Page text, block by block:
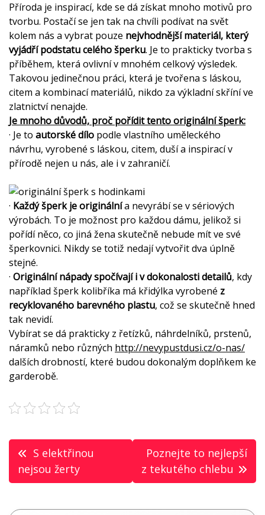
Příroda je inspirací, kde se dá získat mnoho motivů pro
tvorbu. Postačí se jen tak na chvíli podívat na svět
kolem nás a vybrat pouze nejvhodnější materiál, který
vyjádří podstatu celého šperku. Je to prakticky tvorba s
příběhem, která ovlivní v mnohém celkový výsledek.
Takovou jedinečnou práci, která je tvořena s láskou,
citem a kombinací materiálů, nikdo za výkladní skříní ve
zlatnictví nenajde.
Je mnoho důvodů, proč pořídit tento originální šperk:
· Je to autorské dílo podle vlastního uměleckého
návrhu, vyrobené s láskou, citem, duší a inspirací v
přírodě nejen u nás, ale i v zahraničí.
· Každý šperk je originálnía nevyrábí se v sériových
výrobách. To je možnost pro každou dámu, jelikož si
pořídí něco, co jiná žena skutečně nebude mít ve své
šperkovnici. Nikdy se totiž nedají vytvořit dva úplně
stejné.
· Originální nápady spočívají i v dokonalosti detailů, kdy
například šperk kolibříka má křidýlka vyrobené z
recyklovaného barevného plastu, což se skutečně hned
tak nevidí.
Vybírat se dá prakticky z řetízků, náhrdelníků, prstenů,
náramků nebo různých http://nevypustdusi.cz/o-nas/
dalších drobností, které budou dokonalým doplňkem ke
garderobě.
Navigace
pro
S elektřinou
nejsou žerty
Poznejte to nejlepší
z tekutého chlebu